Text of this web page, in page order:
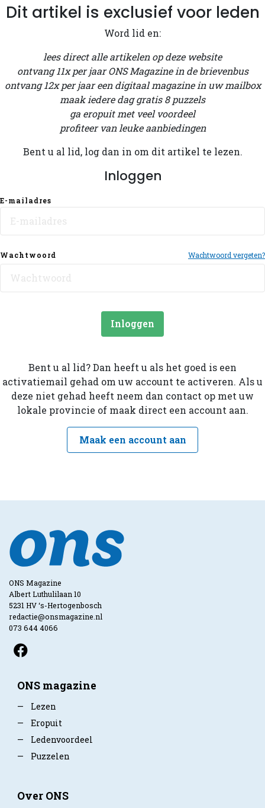
Dit artikel is exclusief voor leden
Word lid en:
lees direct alle artikelen op deze website
ontvang 11x per jaar ONS Magazine in de brievenbus
ontvang 12x per jaar een digitaal magazine in uw mailbox
maak iedere dag gratis 8 puzzels
ga eropuit met veel voordeel
profiteer van leuke aanbiedingen
Bent u al lid, log dan in om dit artikel te lezen.
Inloggen
E-mailadres
Wachtwoord Wachtwoord vergeten?
Inloggen
Bent u al lid? Dan heeft u als het goed is een
activatiemail gehad om uw account te activeren. Als u
deze niet gehad heeft neem dan contact op met uw
lokale provincie of maak direct een account aan.
Maak een account aan
ONS Magazine
Albert Luthulilaan 10
5231 HV ‘s-Hertogenbosch
redactie@onsmagazine.nl
073 644 4066
ONS magazine
—
Lezen
—
Eropuit
—
Ledenvoordeel
—
Puzzelen
Over ONS